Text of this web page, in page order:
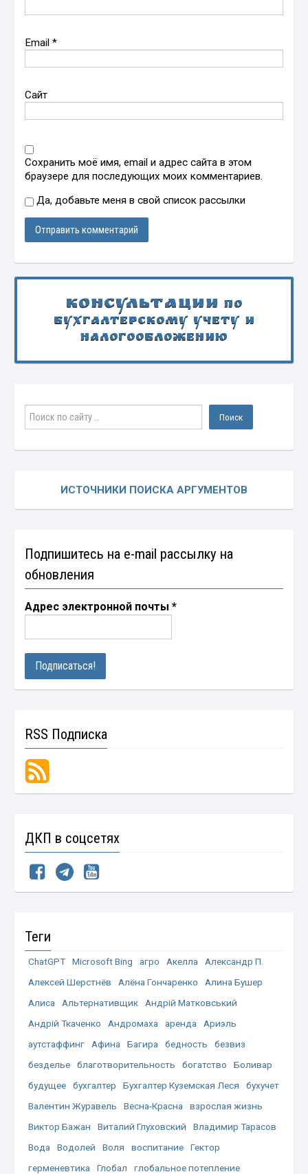
Email*
Сайт
Сохранить моё имя, email и адрес сайта в этом
браузере для последующих моих комментариев.
Да, добавьте меня в свой список рассылки
Консультации по
бухгалтерскому учету и
налогообложению
ИСТОЧНИКИ ПОИСКА АРГУМЕНТОВ
Подпишитесь на e-mail рассылку на
обновления
Адрес электронной почты*
RSS Подписка
ДКП в соцсетях
Теги
ChatGPT Microsoft Bing агро Акелла
Александр П.
Алексей Шерстнёв
Алёна Гончаренко
Алина Бушер
Алиса
Альтернативщик
Андрій Матковський
Андрій Ткаченко
Андромаха аренда
Ариэль
аутстаффинг
Афина Багира бедность
безвиз
безделье
благотворительность богатство
Боливар
будущее
бухгалтер Бухгалтер Куземская Леся
бухучет
Валентин Журавель
Весна-Красна
взрослая жизнь
Виктор Бажан
Виталий Глуховский
Владимир Тарасов
Вода
Водолей Воля воспитание
Гектор
герменевтика
Глобал
глобальное потепление